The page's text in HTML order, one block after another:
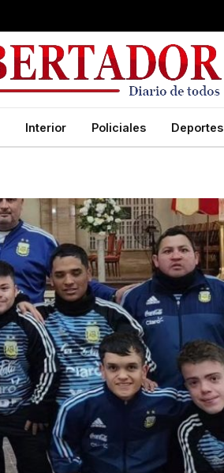
Interior Policiales Deportes